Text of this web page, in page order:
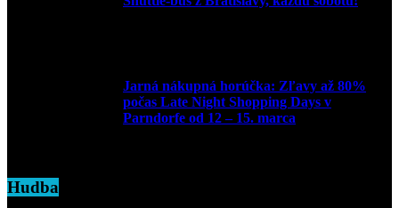
Jarná nákupná horúčka: Zľavy až 80%
počas Late Night Shopping Days v
Parndorfe od 12 – 15. marca
Hudba